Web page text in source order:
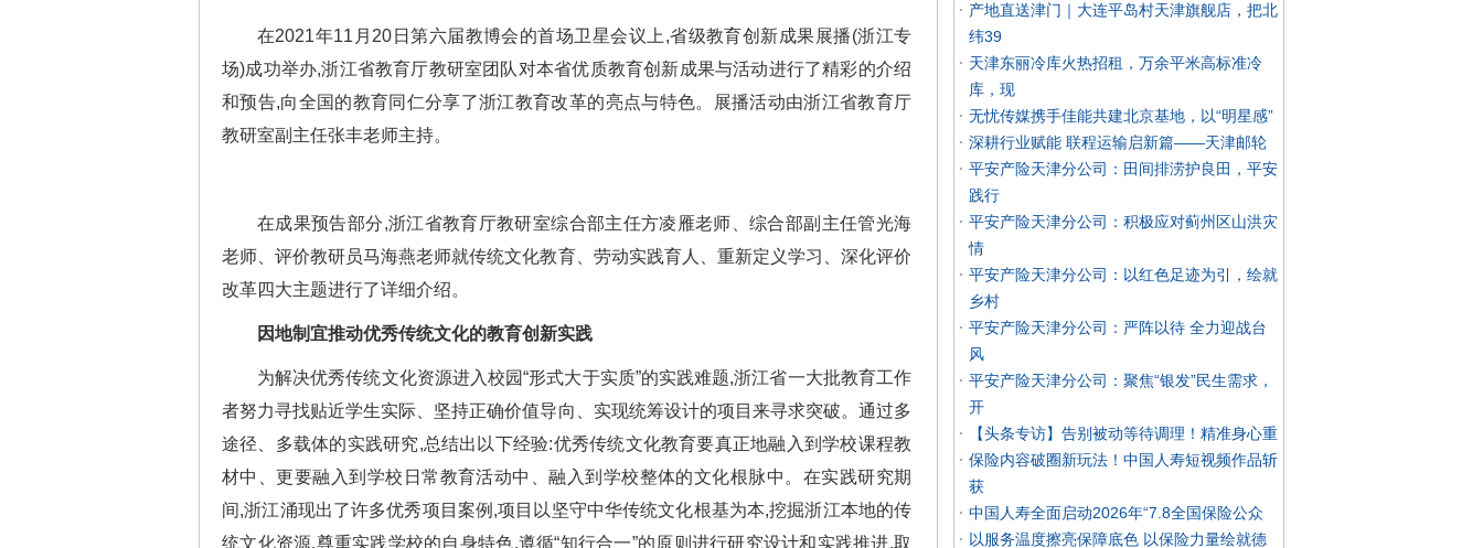
在2021年11月20日第六届教博会的首场卫星会议上,省级教育创新成果展播(浙江专
场)成功举办,浙江省教育厅教研室团队对本省优质教育创新成果与活动进行了精彩的介绍
和预告,向全国的教育同仁分享了浙江教育改革的亮点与特色。展播活动由浙江省教育厅
教研室副主任张丰老师主持。
在成果预告部分,浙江省教育厅教研室综合部主任方凌雁老师、综合部副主任管光海
老师、评价教研员马海燕老师就传统文化教育、劳动实践育人、重新定义学习、深化评价
改革四大主题进行了详细介绍。
因地制宜推动优秀传统文化的教育创新实践
为解决优秀传统文化资源进入校园“形式大于实质”的实践难题,浙江省一大批教育工作
者努力寻找贴近学生实际、坚持正确价值导向、实现统筹设计的项目来寻求突破。通过多
途径、多载体的实践研究,总结出以下经验:优秀传统文化教育要真正地融入到学校课程教
材中、更要融入到学校日常教育活动中、融入到学校整体的文化根脉中。在实践研究期
间,浙江涌现出了许多优秀项目案例,项目以坚守中华传统文化根基为本,挖掘浙江本地的传
统文化资源,尊重实践学校的自身特色,遵循“知行合一”的原则进行研究设计和实践推进,取
产地直送津门｜大连平岛村天津旗舰店，把北
纬39
天津东丽冷库火热招租，万余平米高标准冷
库，现
无忧传媒携手佳能共建北京基地，以“明星感”
深耕行业赋能 联程运输启新篇——天津邮轮
平安产险天津分公司：田间排涝护良田，平安
践行
平安产险天津分公司：积极应对蓟州区山洪灾
情
平安产险天津分公司：以红色足迹为引，绘就
乡村
平安产险天津分公司：严阵以待 全力迎战台
风
平安产险天津分公司：聚焦“银发”民生需求，
开
【头条专访】告别被动等待调理！精准身心重
保险内容破圈新玩法！中国人寿短视频作品斩
获
中国人寿全面启动2026年“7.8全国保险公众
以服务温度擦亮保障底色 以保险力量绘就德